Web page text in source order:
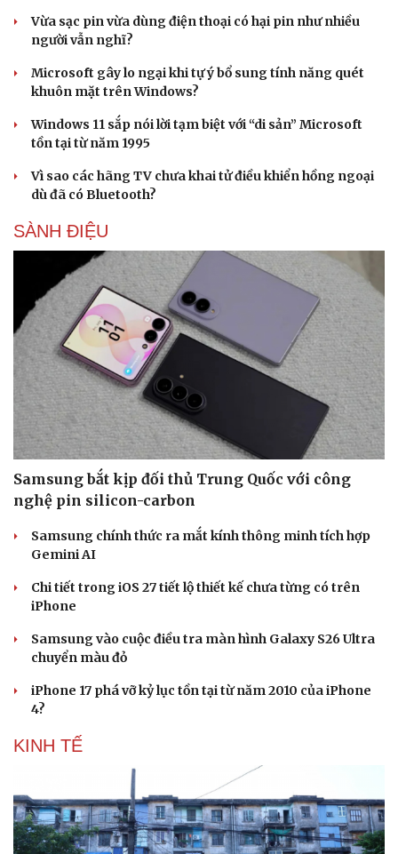
Sức khỏe
Cây thuốc
Sản phụ khoa
Nhi khoa
Nam khoa
Làm đẹp - giảm cân
Phòng mạch online
Ăn sạch sống khỏe
Tình yêu - Gia đình
Vừa sạc pin vừa dùng điện thoại có hại pin như nhiều
người vẫn nghĩ?
Microsoft gây lo ngại khi tự ý bổ sung tính năng quét
khuôn mặt trên Windows?
Windows 11 sắp nói lời tạm biệt với “di sản” Microsoft
tồn tại từ năm 1995
Vì sao các hãng TV chưa khai tử điều khiển hồng ngoại
dù đã có Bluetooth?
SÀNH ĐIỆU
Samsung bắt kịp đối thủ Trung Quốc với công
nghệ pin silicon-carbon
Samsung chính thức ra mắt kính thông minh tích hợp
Gemini AI
Chi tiết trong iOS 27 tiết lộ thiết kế chưa từng có trên
iPhone
Samsung vào cuộc điều tra màn hình Galaxy S26 Ultra
chuyển màu đỏ
iPhone 17 phá vỡ kỷ lục tồn tại từ năm 2010 của iPhone
4?
KINH TẾ